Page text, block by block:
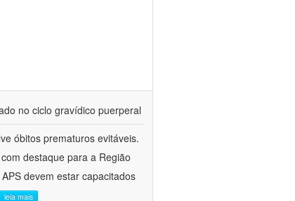
no ciclo gravídico puerperal
óbitos prematuros evitáveis.
destaque para a Região
devem estar capacitados
leia mais